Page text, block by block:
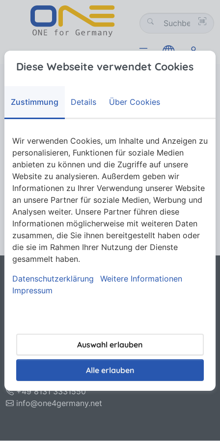
DIN 653 Rändelschrauben,
niedrige Form
DIN 653 Rändelschrauben, niedrige Form
Mehr anzeigen
Rechtliches
Allgemeine Verkaufsbedingungen
Impressum
O.N.E. GmbH & Co. KG
85221 Dachau
+49 8131 3331550
info@one4germany.net
Diese Webseite verwendet Cookies
Zustimmung Details Über Cookies
Wir verwenden Cookies, um Inhalte und Anzeigen zu
personalisieren, Funktionen für soziale Medien
anbieten zu können und die Zugriffe auf unsere
Website zu analysieren. Außerdem geben wir
Informationen zu Ihrer Verwendung unserer Website
an unsere Partner für soziale Medien, Werbung und
Analysen weiter. Unsere Partner führen diese
Informationen möglicherweise mit weiteren Daten
zusammen, die Sie ihnen bereitgestellt haben oder
die sie im Rahmen Ihrer Nutzung der Dienste
gesammelt haben.
Datenschutzerklärung
Weitere Informationen
Impressum
Auswahl erlauben
Alle erlauben